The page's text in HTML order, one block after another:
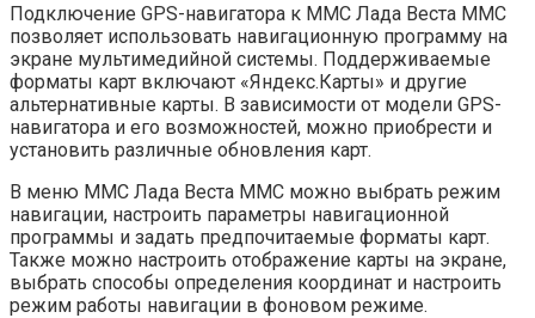
Подключение GPS-навигатора к ММС Лада Веста ММС
позволяет использовать навигационную программу на
экране мультимедийной системы. Поддерживаемые
форматы карт включают «Яндекс.Карты» и другие
альтернативные карты. В зависимости от модели GPS-
навигатора и его возможностей, можно приобрести и
установить различные обновления карт.
В меню ММС Лада Веста ММС можно выбрать режим
навигации, настроить параметры навигационной
программы и задать предпочитаемые форматы карт.
Также можно настроить отображение карты на экране,
выбрать способы определения координат и настроить
режим работы навигации в фоновом режиме.